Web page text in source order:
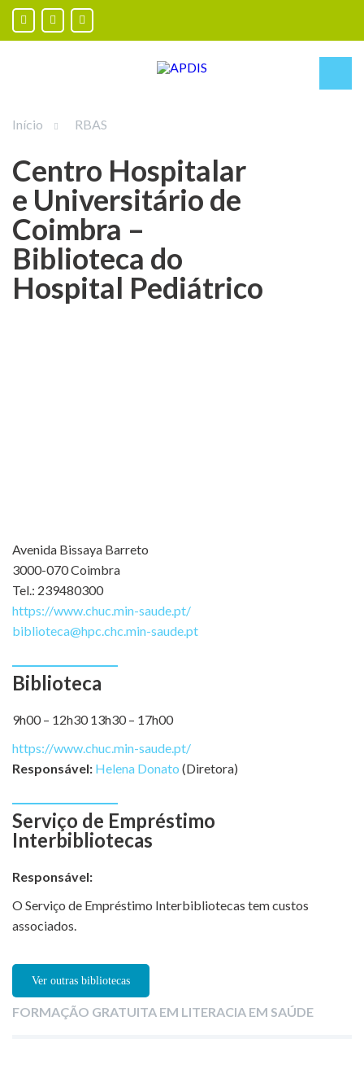
Início RBAS
Centro Hospitalar
e Universitário de
Coimbra –
Biblioteca do
Hospital Pediátrico
Avenida Bissaya Barreto
3000-070 Coimbra
Tel.: 239480300
https://www.chuc.min-saude.pt/
biblioteca@hpc.chc.min-saude.pt
Biblioteca
9h00 – 12h30 13h30 – 17h00
https://www.chuc.min-saude.pt/
Responsável: Helena Donato (Diretora)
Serviço de Empréstimo
Interbibliotecas
Responsável:
O Serviço de Empréstimo Interbibliotecas tem custos
associados.
Ver outras bibliotecas
FORMAÇÃO GRATUITA EM LITERACIA EM SAÚDE